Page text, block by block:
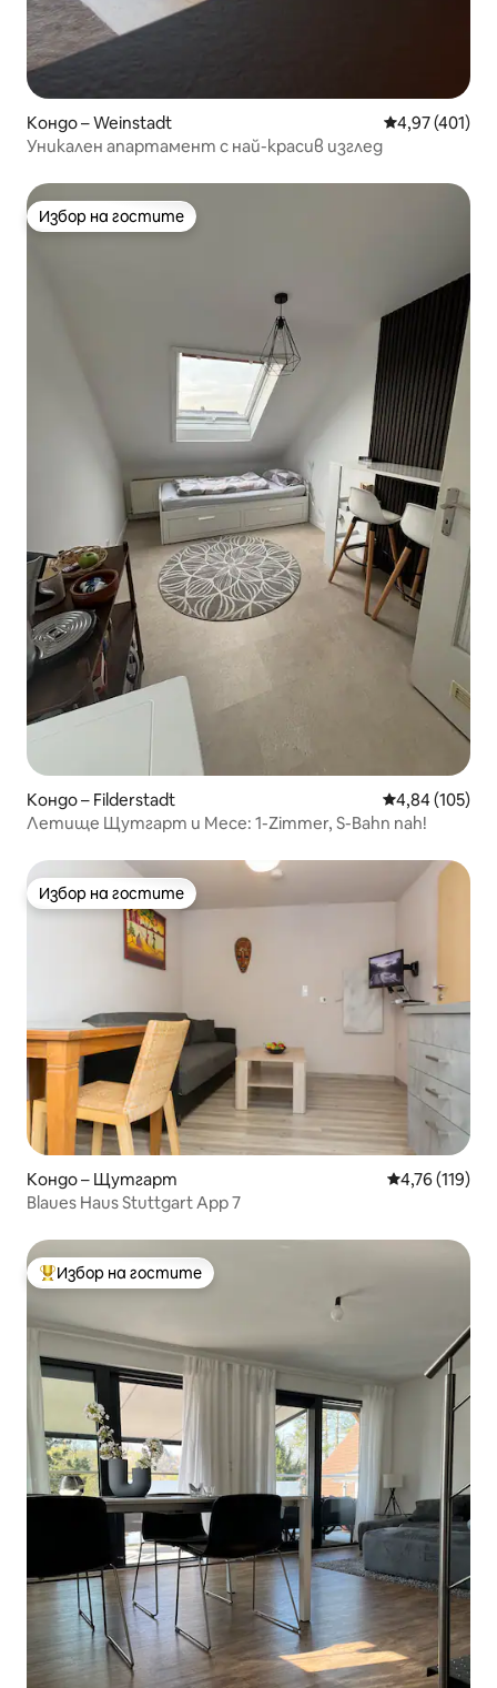
Кондо – Weinstadt Средна
4,97 (401)
Уникален апартамент с най-красив изглед
Избор на гостите
Избор на гостите
Кондо – Filderstadt Средна
4,84 (105)
Летище Щутгарт и Месе: 1-Zimmer, S-Bahn nah!
Избор на гостите
Избор на гостите
Кондо – Щутгарт Средна
4,76 (119)
Blaues Haus Stuttgart App 7
Най-популярен избор на гостите
Избор на гостите